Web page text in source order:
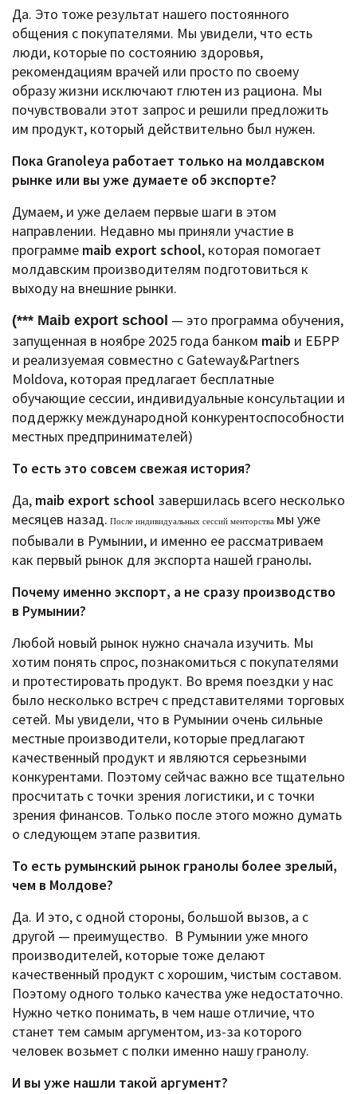
Да. Это тоже результат нашего постоянного
общения с покупателями. Мы увидели, что есть
люди, которые по состоянию здоровья,
рекомендациям врачей или просто по своему
образу жизни исключают глютен из рациона. Мы
почувствовали этот запрос и решили предложить
им продукт, который действительно был нужен.
Пока Granoleya работает только на молдавском
рынке или вы уже думаете об экспорте?
Думаем, и уже делаем первые шаги в этом
направлении. Недавно мы приняли участие в
программе maib export school, которая помогает
молдавским производителям подготовиться к
выходу на внешние рынки.
(*** Maib export school — это программа обучения,
запущенная в ноябре 2025 года банком maib и ЕБРР
и реализуемая совместно с Gateway&Partners
Moldova, которая предлагает бесплатные
обучающие сессии, индивидуальные консультации и
поддержку международной конкурентоспособности
местных предпринимателей)
То есть это совсем свежая история?
Да, maib export school завершилась всего несколько
месяцев назад. После индивидуальных сессий менторства мы уже
побывали в Румынии, и именно ее рассматриваем
как первый рынок для экспорта нашей гранолы.
Почему именно экспорт, а не сразу производство
в Румынии?
Любой новый рынок нужно сначала изучить. Мы
хотим понять спрос, познакомиться с покупателями
и протестировать продукт. Во время поездки у нас
было несколько встреч с представителями торговых
сетей. Мы увидели, что в Румынии очень сильные
местные производители, которые предлагают
качественный продукт и являются серьезными
конкурентами. Поэтому сейчас важно все тщательно
просчитать с точки зрения логистики, и с точки
зрения финансов. Только после этого можно думать
о следующем этапе развития.
То есть румынский рынок гранолы более зрелый,
чем в Молдове?
Да. И это, с одной стороны, большой вызов, а с
другой — преимущество. В Румынии уже много
производителей, которые тоже делают
качественный продукт с хорошим, чистым составом.
Поэтому одного только качества уже недостаточно.
Нужно четко понимать, в чем наше отличие, что
станет тем самым аргументом, из-за которого
человек возьмет с полки именно нашу гранолу.
И вы уже нашли такой аргумент?